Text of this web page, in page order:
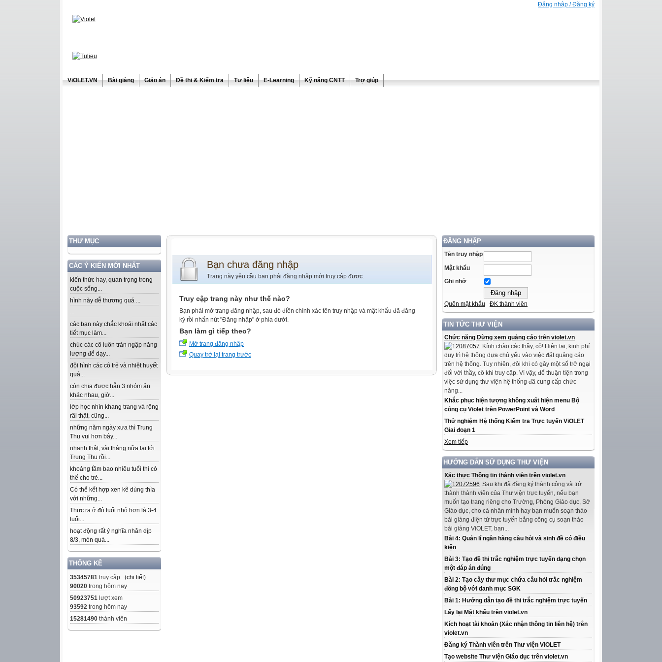
Đăng nhập / Đăng ký
ViOLET.VN Bài giảng Giáo án Đề thi & Kiểm tra Tư liệu E-Learning Kỹ năng CNTT Trợ giúp
THƯ MỤC
CÁC Ý KIẾN MỚI NHẤT
kiến thức hay, quan trọng trong
cuộc sống...
hình này dễ thương quá ...
...
các bạn này chắc khoái nhất các
tiết mục làm...
chúc các cô luôn tràn ngập năng
lượng để dạy...
đội hình các cô trẻ và nhiệt huyết
quá...
còn chia được hẳn 3 nhóm ăn
khác nhau, giờ...
lớp học nhìn khang trang và rộng
rãi thật, cũng...
những năm ngày xưa thì Trung
Thu vui hơn bây...
nhanh thật, vài tháng nữa lại tới
Trung Thu rồi...
khoảng tầm bao nhiêu tuổi thì có
thể cho trẻ...
Có thể kết hợp xen kẽ dùng thìa
với những...
Thực ra ở độ tuổi nhỏ hơn là 3-4
tuổi...
hoạt động rất ý nghĩa nhân dịp
8/3, món quà...
THỐNG KÊ
35345781 truy cập (chi tiết)
90020 trong hôm nay
50923751 lượt xem
93592 trong hôm nay
15281490 thành viên
ĐĂNG NHẬP
Tên truy nhập
Mật khẩu
Ghi nhớ
Quên mật khẩu ĐK thành viên
TIN TỨC THƯ VIỆN
Chức năng Dừng xem quảng cáo trên violet.vn
Kính chào các thầy, cô! Hiện tại, kinh phí
duy trì hệ thống dựa chủ yếu vào việc đặt quảng cáo
trên hệ thống. Tuy nhiên, đôi khi có gây một số trở ngại
đối với thầy, cô khi truy cập. Vì vậy, để thuận tiện trong
việc sử dụng thư viện hệ thống đã cung cấp chức
năng...
Khắc phục hiện tượng không xuất hiện menu Bộ
công cụ Violet trên PowerPoint và Word
Thử nghiệm Hệ thống Kiểm tra Trực tuyến ViOLET
Giai đoạn 1
Xem tiếp
HƯỚNG DẪN SỬ DỤNG THƯ VIỆN
Xác thực Thông tin thành viên trên violet.vn
Sau khi đã đăng ký thành công và trở
thành thành viên của Thư viện trực tuyến, nếu bạn
muốn tạo trang riêng cho Trường, Phòng Giáo dục, Sở
Giáo dục, cho cá nhân mình hay bạn muốn soạn thảo
bài giảng điện tử trực tuyến bằng công cụ soạn thảo
bài giảng ViOLET, bạn...
Bài 4: Quản lí ngân hàng câu hỏi và sinh đề có điều
kiện
Bài 3: Tạo đề thi trắc nghiệm trực tuyến dạng chọn
một đáp án đúng
Bài 2: Tạo cây thư mục chứa câu hỏi trắc nghiệm
đồng bộ với danh mục SGK
Bài 1: Hướng dẫn tạo đề thi trắc nghiệm trực tuyến
Lấy lại Mật khẩu trên violet.vn
Kích hoạt tài khoản (Xác nhận thông tin liên hệ) trên
violet.vn
Đăng ký Thành viên trên Thư viện ViOLET
Tạo website Thư viện Giáo dục trên violet.vn
Bạn chưa đăng nhập
Trang này yêu cầu bạn phải đăng nhập mới truy cập được.
Truy cập trang này như thế nào?
Bạn phải mở trang đăng nhập, sau đó điền chính xác tên truy nhập và mật khẩu đã đăng
ký rồi nhấn nút "Đăng nhập" ở phía dưới.
Bạn làm gì tiếp theo?
Mở trang đăng nhập
Quay trở lại trang trước